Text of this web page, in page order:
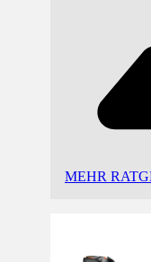
MEHR